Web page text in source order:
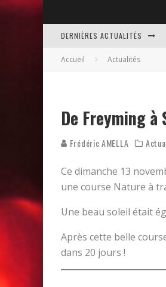
DERNIÈRES ACTUALITÉS
Accueil Actualités
De Freyming
Frédéric AMELLA
Ce dimanche 13
une course Nature à
Une beau soleil était
Après cette belle
dans 20 jours !